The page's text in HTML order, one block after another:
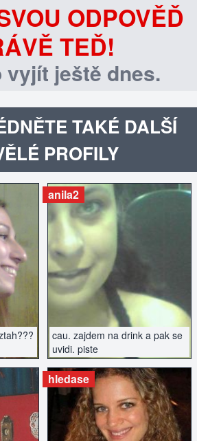
ODPOVĚĎ
TEĎ!
vyjít ještě dnes.
TAKÉ DALŠÍ
PROFILY
cau. zajdem na drink a pak se
uvidi. piste
anila2
ZOBRAZIT INZERÁT
hledase